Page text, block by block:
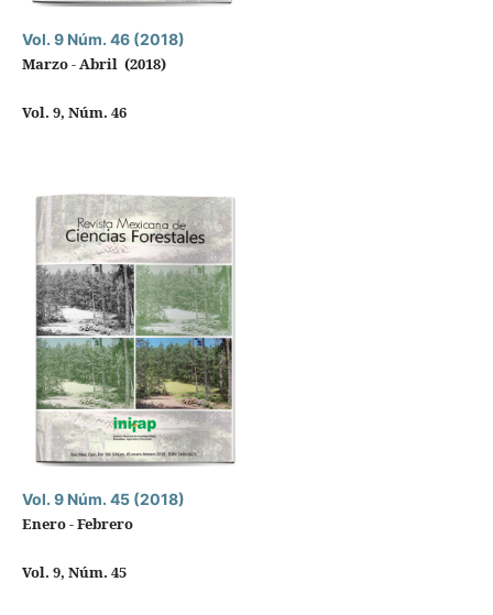
Vol. 9 Núm. 46 (2018)
Marzo - Abril (2018)
Vol. 9, Núm. 46
Vol. 9 Núm. 45 (2018)
Enero - Febrero
Vol. 9, Núm. 45